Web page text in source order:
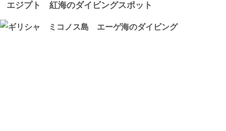
エジプト 紅海のダイビングスポット